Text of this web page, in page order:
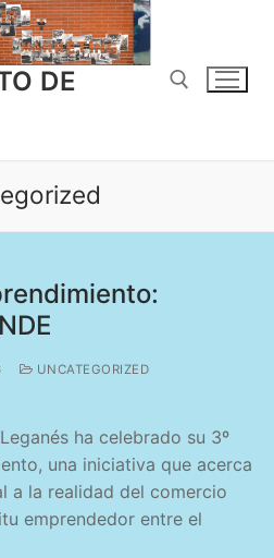
DE
UNCATEGORIZED
ha celebrado su 3º
una iniciativa que acerca
a la realidad del comercio
emprendedor entre el